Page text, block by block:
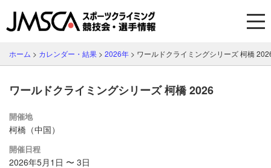
ホーム > カレンダー・結果 > 2026年 > ワールドクライミングシリーズ 柯橋
ワールドクライミングシリーズ 柯橋 2026
開催地
柯橋（中国）
開催日程
2026年5月1日 〜 3日